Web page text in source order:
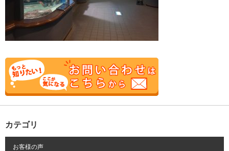
カテゴリ
お客様の声